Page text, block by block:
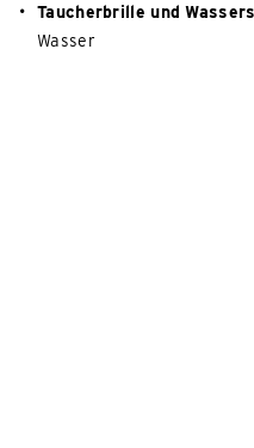
Taucherbrille und
Wasser